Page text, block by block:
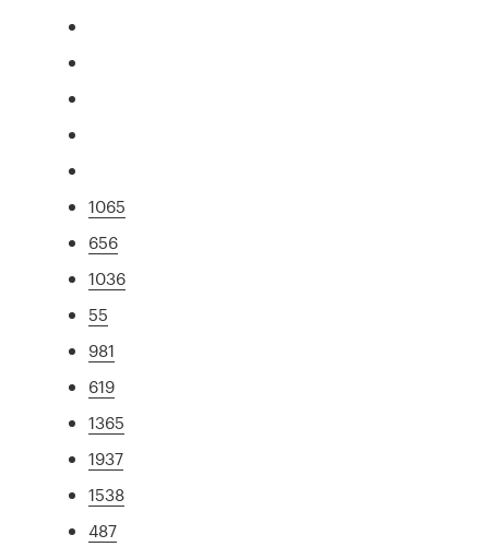
1065
656
1036
55
981
619
1365
1937
1538
487